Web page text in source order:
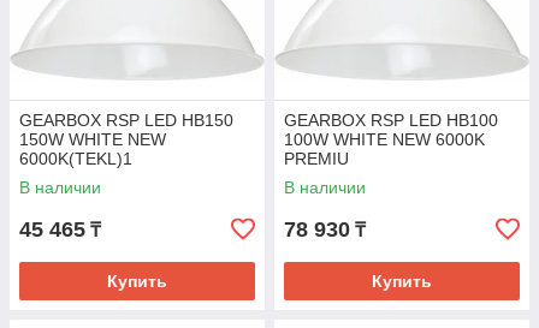
GEARBOX RSP LED HB150
150W WHITE NEW
6000K(TEKL)1
В наличии
45 465 ₸
Купить
GEARBOX RSP LED HB100
100W WHITE NEW 6000K
PREMIU
В наличии
78 930 ₸
Купить